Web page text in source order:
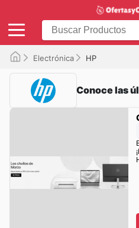
Electrónica HP
Conoce las